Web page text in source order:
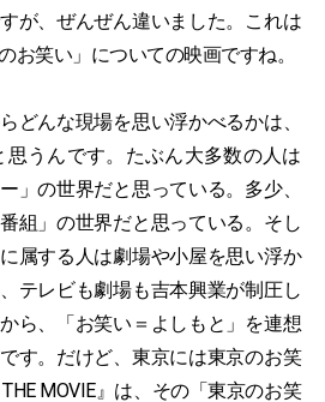
が、ぜんぜん違いました。これは
お笑い」についての映画ですね。
どんな現場を思い浮かべるかは、
うんです。たぶん大多数の人は
」の世界だと思っている。多少、
組」の世界だと思っている。そし
属する人は劇場や小屋を思い浮か
テレビも劇場も吉本興業が制圧し
ら、「お笑い＝よしもと」を連想
す。だけど、東京には東京のお笑
MOVIE』は、その「東京のお笑